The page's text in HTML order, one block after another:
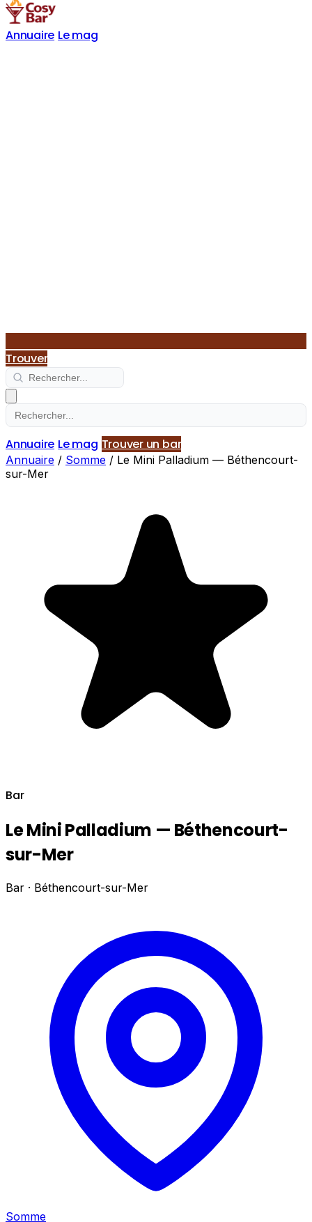
Annuaire Le mag
Trouver
Annuaire Le mag Trouver un bar
Annuaire / Somme / Le Mini Palladium — Béthencourt-
sur-Mer
Bar
Le Mini Palladium — Béthencourt-
sur-Mer
Bar · Béthencourt-sur-Mer
Somme